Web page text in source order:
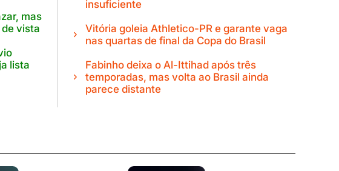
mas
vista
lista
insuficiente
Vitória goleia Athletico-PR e garante vaga
nas quartas de final da Copa do Brasil
Fabinho deixa o Al-Ittihad após três
temporadas, mas volta ao Brasil ainda
parece distante